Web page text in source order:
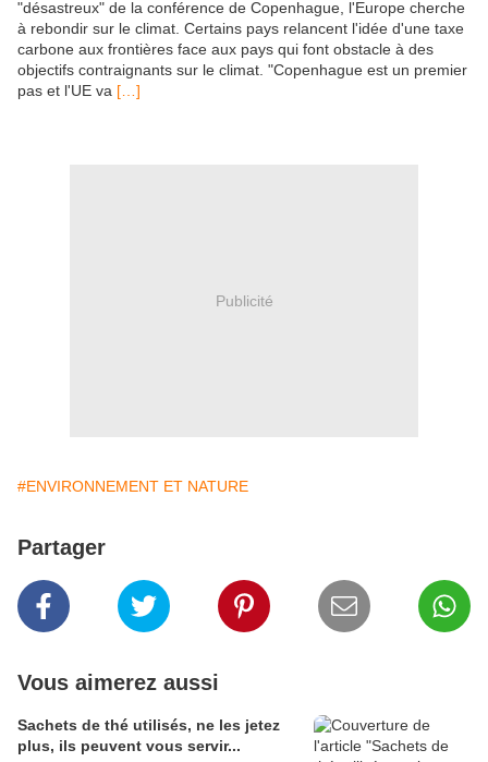
"désastreux" de la conférence de Copenhague, l'Europe cherche
à rebondir sur le climat. Certains pays relancent l'idée d'une taxe
carbone aux frontières face aux pays qui font obstacle à des
objectifs contraignants sur le climat. "Copenhague est un premier
pas et l'UE va […]
Publicité
#ENVIRONNEMENT ET NATURE
Partager
Vous aimerez aussi
Sachets de thé utilisés, ne les jetez
plus, ils peuvent vous servir...